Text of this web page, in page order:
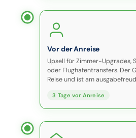
Vor der Anreise
Upsell für Zimmer-Upgrades,
oder Flughafentransfers. Der
Reise und ist am
3 Tage vor Anreise